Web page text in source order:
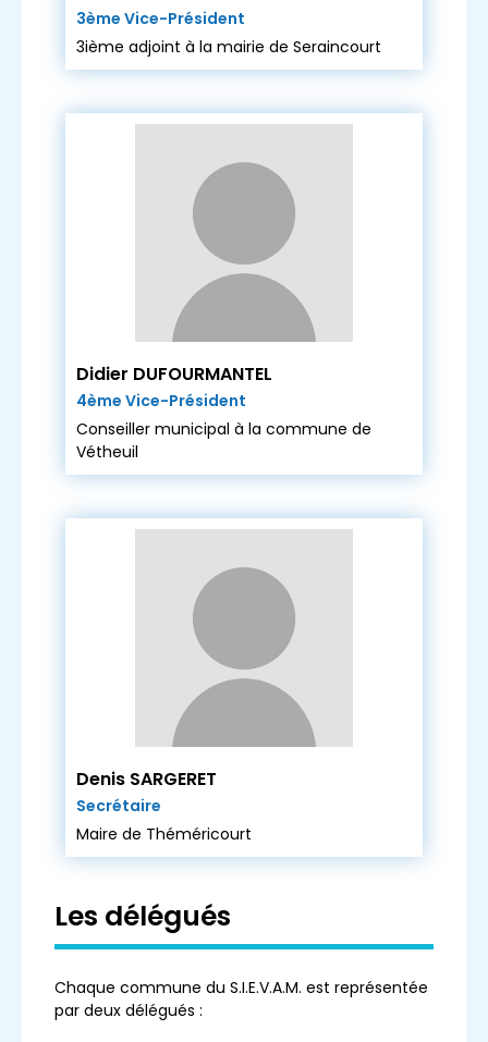
3ème Vice-Président
3ième adjoint à la mairie de Seraincourt
Didier DUFOURMANTEL
4ème Vice-Président
Conseiller municipal à la commune de
Vétheuil
Denis SARGERET
Secrétaire
Maire de Théméricourt
Les délégués
Chaque commune du S.I.E.V.A.M. est représentée
par deux délégués :